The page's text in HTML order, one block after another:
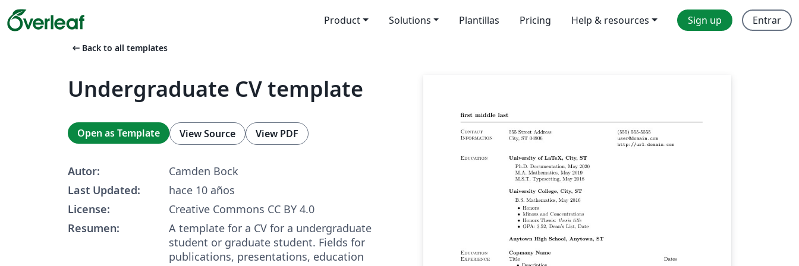
Product Solutions Plantillas Pricing Help & resources Sign up Entrar
arrow_left_alt Back to all templates
Undergraduate CV template
Open as Template View Source View PDF
Autor:
Camden Bock
Last Updated:
hace 10 años
License:
Creative Commons CC BY 4.0
Resumen:
A template for a CV for a undergraduate
student or graduate student. Fields for
publications, presentations, education